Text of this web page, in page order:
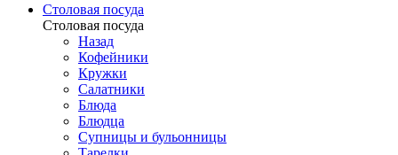
Столовая посуда
Столовая посуда
Назад
Кофейники
Кружки
Салатники
Блюда
Блюдца
Супницы и бульонницы